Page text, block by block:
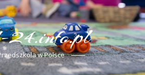
24.info.pl
w Polsce